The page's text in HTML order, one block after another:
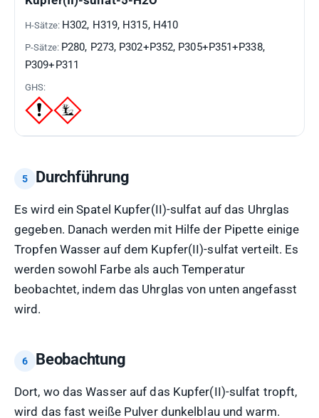
H302, H319, H315, H410
P280, P273, P302+P352, P305+P351+P338,
P309+P311
Durchführung
Es wird ein Spatel Kupfer(II)-sulfat auf das Uhrglas
gegeben. Danach werden mit Hilfe der Pipette einige
Tropfen Wasser auf dem Kupfer(II)-sulfat verteilt. Es
werden sowohl Farbe als auch Temperatur
beobachtet, indem das Uhrglas von unten angefasst
wird.
Beobachtung
Dort, wo das Wasser auf das Kupfer(II)-sulfat tropft,
wird das fast weiße Pulver dunkelblau und warm.